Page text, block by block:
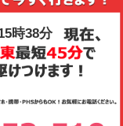
時39分